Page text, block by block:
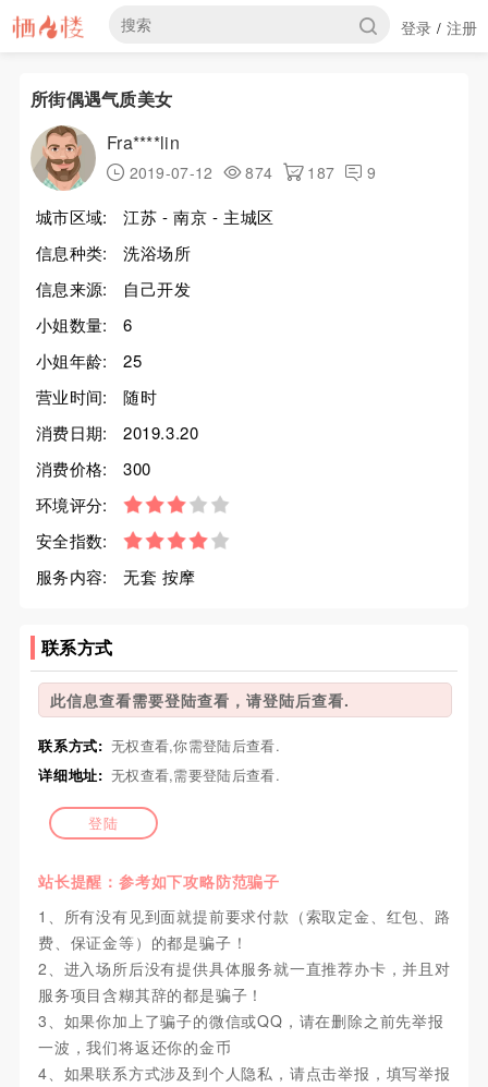
登录 / 注册
所街偶遇气质美女
Fra****lin
2019-07-12 874 187 9
城市区域:
江苏 - 南京 - 主城区
信息种类:
洗浴场所
信息来源:
自己开发
小姐数量:
6
小姐年龄:
25
营业时间:
随时
消费日期:
2019.3.20
消费价格:
300
环境评分:
安全指数:
服务内容:
无套 按摩
联系方式
此信息查看需要登陆查看，请登陆后查看.
联系方式: 无权查看,你需登陆后查看.
详细地址: 无权查看,需要登陆后查看.
登陆
站长提醒：参考如下攻略防范骗子
1、所有没有见到面就提前要求付款（索取定金、红包、路
费、保证金等）的都是骗子！
2、进入场所后没有提供具体服务就一直推荐办卡，并且对
服务项目含糊其辞的都是骗子！
3、如果你加上了骗子的微信或QQ，请在删除之前先举报
一波，我们将返还你的金币
4、如果联系方式涉及到个人隐私，请点击举报，填写举报